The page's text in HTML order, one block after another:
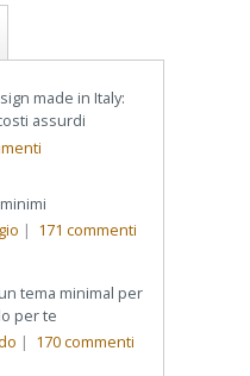
made in Italy:
assurdi
| 171 commenti
tema minimal per
per te
| 170commenti